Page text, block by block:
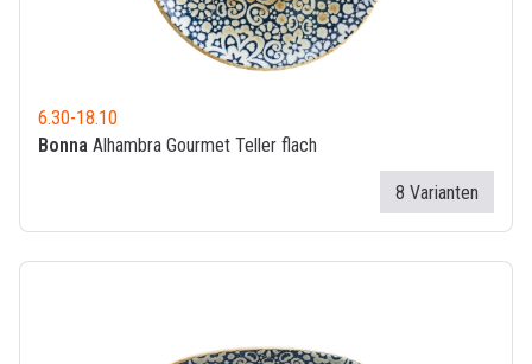
6.30-18.10
Bonna Alhambra Gourmet Teller flach
8 Varianten